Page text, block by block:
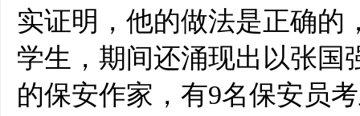
实证明，他的做法是正确的
学生，期间还涌现出以张国
的保安作家，有9名保安员